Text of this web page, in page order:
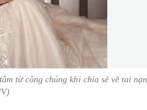
từ công chúng khi chia sẻ về tai nạn